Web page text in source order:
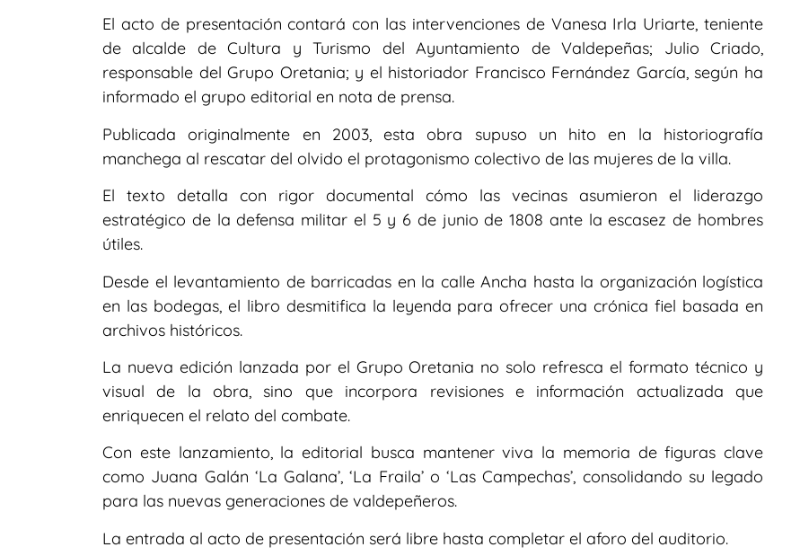
El acto de presentación contará con las intervenciones de Vanesa Irla Uriarte, teniente
de alcalde de Cultura y Turismo del Ayuntamiento de Valdepeñas; Julio Criado,
responsable del Grupo Oretania; y el historiador Francisco Fernández García, según ha
informado el grupo editorial en nota de prensa.
Publicada originalmente en 2003, esta obra supuso un hito en la historiografía
manchega al rescatar del olvido el protagonismo colectivo de las mujeres de la villa.
El texto detalla con rigor documental cómo las vecinas asumieron el liderazgo
estratégico de la defensa militar el 5 y 6 de junio de 1808 ante la escasez de hombres
útiles.
Desde el levantamiento de barricadas en la calle Ancha hasta la organización logística
en las bodegas, el libro desmitifica la leyenda para ofrecer una crónica fiel basada en
archivos históricos.
La nueva edición lanzada por el Grupo Oretania no solo refresca el formato técnico y
visual de la obra, sino que incorpora revisiones e información actualizada que
enriquecen el relato del combate.
Con este lanzamiento, la editorial busca mantener viva la memoria de figuras clave
como Juana Galán ‘La Galana’, ‘La Fraila’ o ‘Las Campechas’, consolidando su legado
para las nuevas generaciones de valdepeñeros.
La entrada al acto de presentación será libre hasta completar el aforo del auditorio.